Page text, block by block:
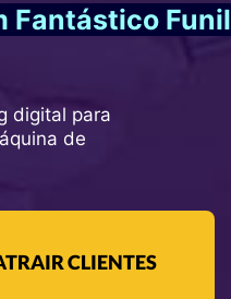
Fantástico Funil
digital para
de
CLIENTES